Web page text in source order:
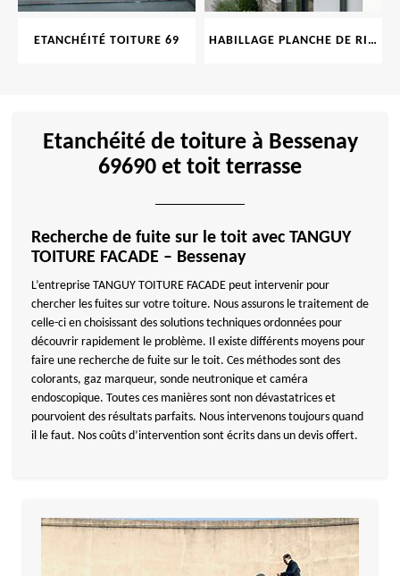
ETANCHÉITÉ TOITURE 69 HABILLAGE PLANCHE DE RIVE 69
Etanchéité de toiture à Bessenay
69690 et toit terrasse
Recherche de fuite sur le toit avec TANGUY
TOITURE FACADE – Bessenay
L’entreprise TANGUY TOITURE FACADE peut intervenir pour
chercher les fuites sur votre toiture. Nous assurons le traitement de
celle-ci en choisissant des solutions techniques ordonnées pour
découvrir rapidement le problème. Il existe différents moyens pour
faire une recherche de fuite sur le toit. Ces méthodes sont des
colorants, gaz marqueur, sonde neutronique et caméra
endoscopique. Toutes ces manières sont non dévastatrices et
pourvoient des résultats parfaits. Nous intervenons toujours quand
il le faut. Nos coûts d’intervention sont écrits dans un devis offert.